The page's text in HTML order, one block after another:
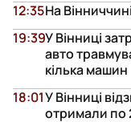
На
12:35
У Вінниці
авто
кілька машин
19:39
У Вінниці
отримали по
18:01